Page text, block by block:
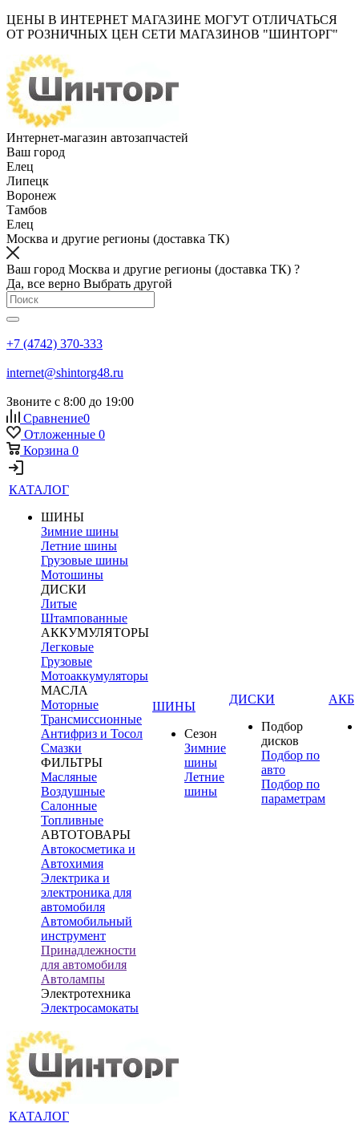
ЦЕНЫ В ИНТЕРНЕТ МАГАЗИНЕ МОГУТ ОТЛИЧАТЬСЯ
ОТ РОЗНИЧНЫХ ЦЕН СЕТИ МАГАЗИНОВ "ШИНТОРГ"
Интернет-магазин автозапчастей
Ваш город
Елец
Липецк
Воронеж
Тамбов
Елец
Москва и другие регионы (доставка ТК)
Ваш город Москва и другие регионы (доставка ТК) ?
Да, все верно Выбрать другой
+7 (4742) 370-333
internet@shintorg48.ru
Звоните с 8:00 до 19:00
Сравнение0
Отложенные 0
Корзина 0
КАТАЛОГ
ШИНЫ
Зимние шины
Летние шины
Грузовые шины
Мотошины
ДИСКИ
Литые
Штампованные
АККУМУЛЯТОРЫ
Легковые
Грузовые
Мотоаккумуляторы
МАСЛА
Моторные
Трансмиссионные
Антифриз и Тосол
Смазки
ФИЛЬТРЫ
Масляные
Воздушные
Салонные
Топливные
АВТОТОВАРЫ
Автокосметика и
Автохимия
Электрика и
электроника для
автомобиля
Автомобильный
инструмент
Принадлежности
для автомобиля
Автолампы
Электротехника
Электросамокаты
ШИНЫ
Сезон
Зимние
шины
Летние
шины
ДИСКИ
Подбор
дисков
Подбор по
авто
Подбор по
параметрам
АКБ
КАТАЛОГ